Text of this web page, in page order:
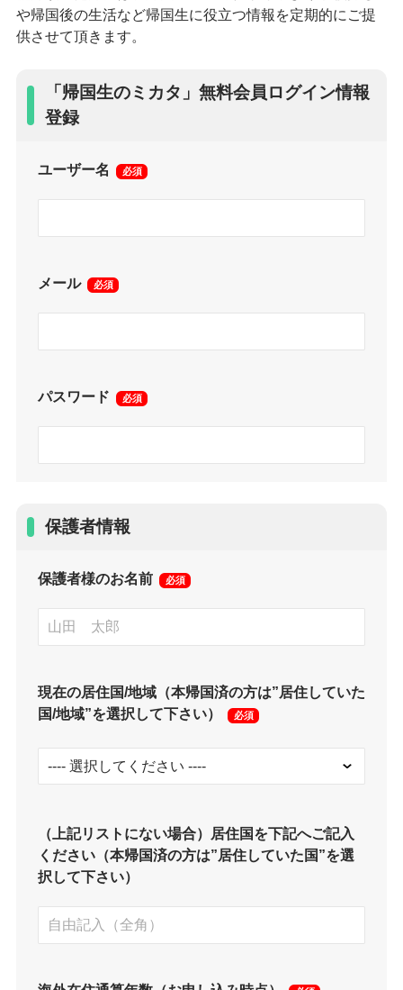
や帰国後の生活など帰国生に役立つ情報を定期的にご提
供させて頂きます。
「帰国生のミカタ」無料会員ログイン情報
登録
ユーザー名 必須
メール 必須
パスワード 必須
保護者情報
保護者様のお名前 必須
現在の居住国/地域（本帰国済の方は”居住していた
国/地域”を選択して下さい）
必須
（上記リストにない場合）居住国を下記へご記入
ください（本帰国済の方は”居住していた国”を選
択して下さい）